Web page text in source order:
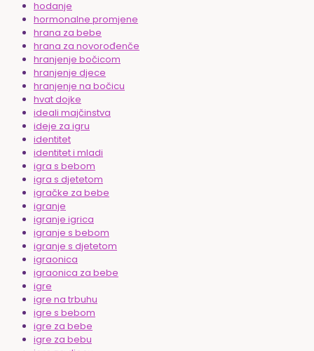
hodanje
hormonalne promjene
hrana za bebe
hrana za novorođenče
hranjenje bočicom
hranjenje djece
hranjenje na bočicu
hvat dojke
ideali majčinstva
ideje za igru
identitet
identitet i mladi
igra s bebom
igra s djetetom
igračke za bebe
igranje
igranje igrica
igranje s bebom
igranje s djetetom
igraonica
igraonica za bebe
igre
igre na trbuhu
igre s bebom
igre za bebe
igre za bebu